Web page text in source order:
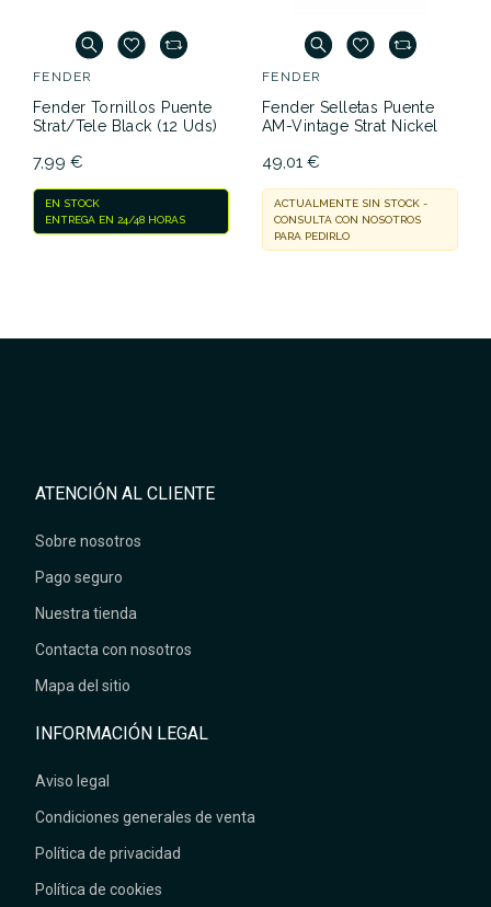
FENDER
Fender Tornillos Puente
Strat/Tele Black (12 Uds)
7,99 €
EN STOCK
ENTREGA EN 24/48 HORAS
FENDER
Fender Selletas Puente
AM-Vintage Strat Nickel
49,01 €
ACTUALMENTE SIN STOCK -
CONSULTA CON NOSOTROS
PARA PEDIRLO
ATENCIÓN AL CLIENTE
Sobre nosotros
Pago seguro
Nuestra tienda
Contacta con nosotros
Mapa del sitio
INFORMACIÓN LEGAL
Aviso legal
Condiciones generales de venta
Política de privacidad
Política de cookies